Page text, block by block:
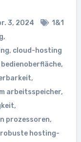
3, 2024
1&1
,
, cloud-hosting
,
,
arbeitsspeicher,
,
prozessoren,
robuste hosting-